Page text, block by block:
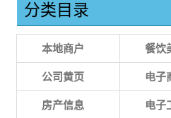
分类目录
本地商户 餐饮
公司黄页 电子
房产信息 电子